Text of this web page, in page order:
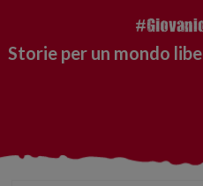
Storie per un mondo